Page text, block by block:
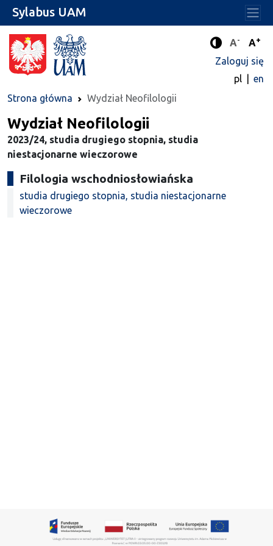
Tryb
A- A+
Zaloguj się
pl
en
Strona główna
Wydział Neofilologii
Sylabus UAM
Wydział Neofilologii
2023/24, studia drugiego stopnia, studia
niestacjonarne wieczorowe
Filologia wschodniosłowiańska
studia drugiego stopnia, studia niestacjonarne
wieczorowe